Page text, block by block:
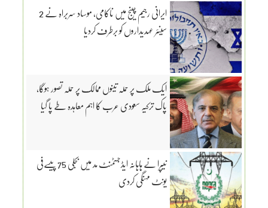
ایرانی رجیم چینج میں ناکامی، موساد سربراہ نے 2
سینئر عہدیداروں کو برطرف کردیا
ایک ملک پر حملہ تینوں ممالک پر حملہ تصور ہوگا،
پاک ترکیہ سعودی عرب کا اہم معاہدہ طے پا گیا
نیپرا نے ہاہانہ ایڈجسٹمنٹ مد میں بجلی 75 پیسےفی
یونٹ مہنگی کردی